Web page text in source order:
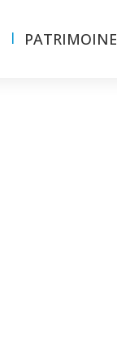
PATRIMOINE